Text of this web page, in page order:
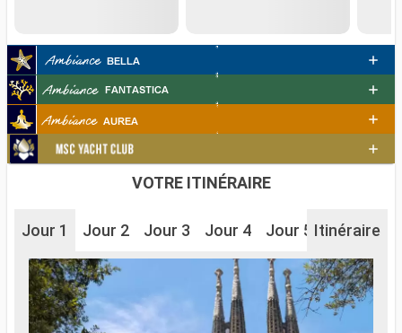
VOTRE ITINÉRAIRE
Jour 1 Jour 2 Jour 3 Jour 4 Jour 5 Jour 6
Itinéraire